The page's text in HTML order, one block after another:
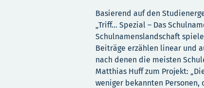
Basierend auf den
„Triff… Spezial – Das
Schulnamenslandschaft
Beiträge erzählen linear und
nach denen die meisten
Matthias Huff zum Projekt:
weniger bekannten